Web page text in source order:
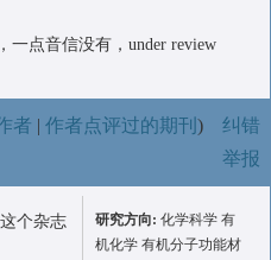
一点音信没有，under review
者 | 作者点评过的期刊 )
纠错
举报
个杂志
研究方向: 化学科学 有
机化学 有机分子功能材